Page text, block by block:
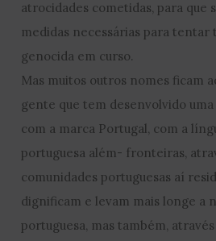
atrocidades cometidas, para que
medidas necessárias para tentar
genocida em curso.
Mas muitos outros nomes ficam
gente que tem desenvolvido
com a marca Portugal, com a
portuguesa além- fronteiras,
comunidades portuguesas aí
dignificam e levam mais longe a
portuguesa, mas também,